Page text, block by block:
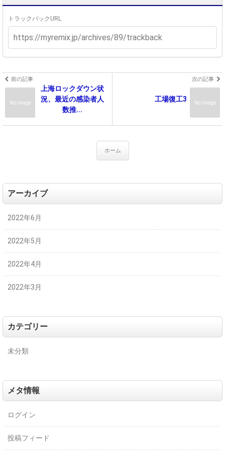
トラックバックURL
前の記事
No Image
上海ロックダウン状
況、最近の感染者人
数推...
次の記事
No Image
工場復工3
ホーム
アーカイブ
2022年6月
2022年5月
2022年4月
2022年3月
カテゴリー
未分類
メタ情報
ログイン
投稿フィード